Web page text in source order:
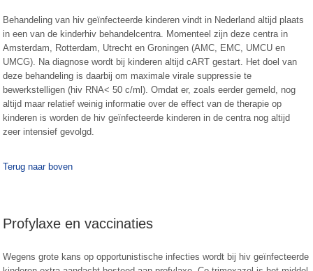
Behandeling van hiv geïnfecteerde kinderen vindt in Nederland altijd plaats
in een van de kinderhiv behandelcentra. Momenteel zijn deze centra in
Amsterdam, Rotterdam, Utrecht en Groningen (AMC, EMC, UMCU en
UMCG). Na diagnose wordt bij kinderen altijd cART gestart. Het doel van
deze behandeling is daarbij om maximale virale suppressie te
bewerkstelligen (hiv RNA< 50 c/ml). Omdat er, zoals eerder gemeld, nog
altijd maar relatief weinig informatie over de effect van de therapie op
kinderen is worden de hiv geïnfecteerde kinderen in de centra nog altijd
zeer intensief gevolgd.
Terug naar boven
Profylaxe en vaccinaties
Wegens grote kans op opportunistische infecties wordt bij hiv geïnfecteerde